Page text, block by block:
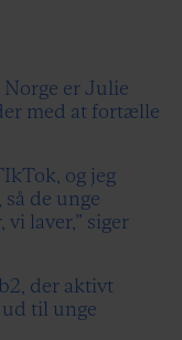
er Julie
med at fortælle
og jeg
de unge
laver,” siger
der aktivt
til unge